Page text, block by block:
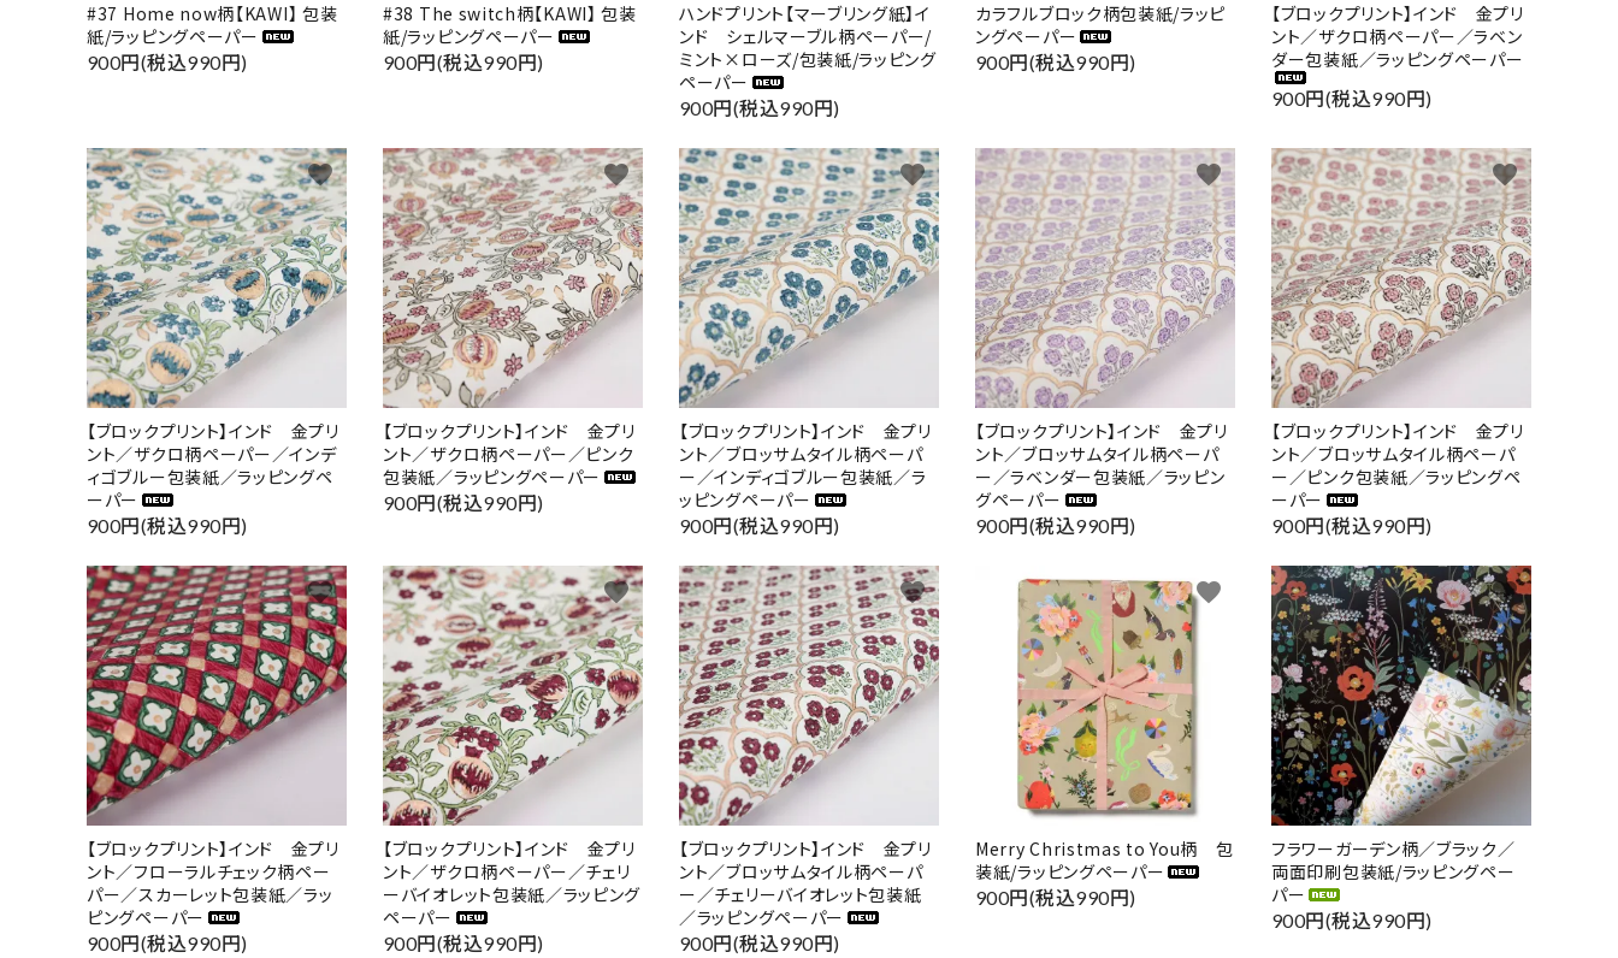
#37 Home now柄【KAWI】 包装
紙/ラッピングペーパー
900円(税込990円)
#38 The switch柄【KAWI】 包装
紙/ラッピングペーパー
900円(税込990円)
ハンドプリント【マーブリング紙】イ
ンド シェルマーブル柄ペーパー/
ミント×ローズ/包装紙/ラッピング
ペーパー
900円(税込990円)
カラフルブロック柄包装紙/ラッピ
ングペーパー
900円(税込990円)
【ブロックプリント】インド 金プリ
ント／ザクロ柄ペーパー／ラベン
ダー包装紙／ラッピングペーパー
900円(税込990円)
【ブロックプリント】インド 金プリ
ント／ザクロ柄ペーパー／インデ
ィゴブルー包装紙／ラッピングペ
ーパー
900円(税込990円)
favorite
【ブロックプリント】インド 金プリ
ント／ザクロ柄ペーパー／ピンク
包装紙／ラッピングペーパー
900円(税込990円)
favorite
【ブロックプリント】インド 金プリ
ント／ブロッサムタイル柄ペーパ
ー／インディゴブルー包装紙／ラ
ッピングペーパー
900円(税込990円)
favorite
【ブロックプリント】インド 金プリ
ント／ブロッサムタイル柄ペーパ
ー／ラベンダー包装紙／ラッピン
グペーパー
900円(税込990円)
favorite
【ブロックプリント】インド 金プリ
ント／ブロッサムタイル柄ペーパ
ー／ピンク包装紙／ラッピングペ
ーパー
900円(税込990円)
favorite
【ブロックプリント】インド 金プリ
ント／フローラルチェック柄ペー
パー／スカーレット包装紙／ラッ
ピングペーパー
900円(税込990円)
favorite
【ブロックプリント】インド 金プリ
ント／ザクロ柄ペーパー／チェリ
ーバイオレット包装紙／ラッピング
ペーパー
900円(税込990円)
favorite
【ブロックプリント】インド 金プリ
ント／ブロッサムタイル柄ペーパ
ー／チェリーバイオレット包装紙
／ラッピングペーパー
900円(税込990円)
favorite
Merry Christmas to You柄 包
装紙/ラッピングペーパー
900円(税込990円)
favorite
フラワーガーデン柄／ブラック／
両面印刷包装紙/ラッピングペー
パー
900円(税込990円)
favorite